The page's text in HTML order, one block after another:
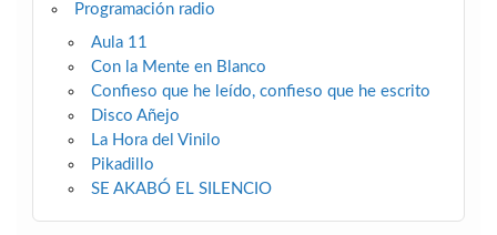
Programación radio
Aula 11
Con la Mente en Blanco
Confieso que he leído, confieso que he escrito
Disco Añejo
La Hora del Vinilo
Pikadillo
SE AKABÓ EL SILENCIO